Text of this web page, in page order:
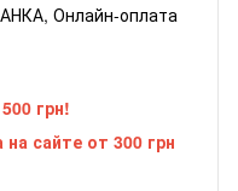
Онлайн-оплата
грн!
сайте от 300 грн